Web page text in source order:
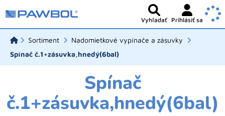
Vyhľadať Prihlásiť sa
Sortiment
Nadomietkové vypínače a zásuvky
Spínač č.1+zásuvka,hnedý(6bal)
Spínač
č.1+zásuvka,hnedý(6bal)